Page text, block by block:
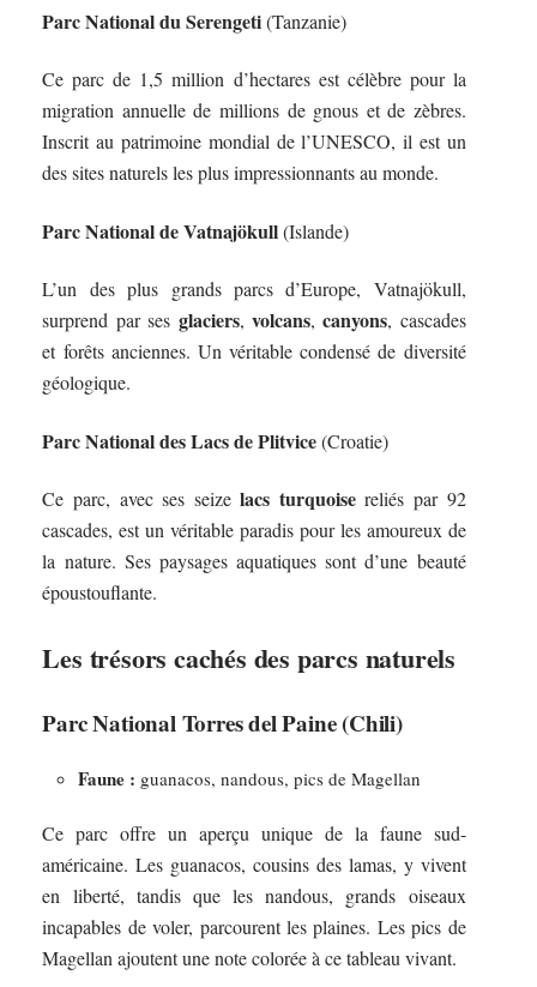
Parc National du Serengeti(Tanzanie)
Ce parc de 1,5 million d’hectares est célèbre pour la
migration annuelle de millions de gnous et de zèbres.
Inscrit au patrimoine mondial de l’UNESCO, il est un
des sites naturels les plus impressionnants au monde.
Parc National de Vatnajökull(Islande)
L’un des plus grands parcs d’Europe, Vatnajökull,
surprend par ses glaciers, volcans,canyons, cascades
et forêts anciennes. Un véritable condensé de diversité
géologique.
Parc National des Lacs de Plitvice(Croatie)
Ce parc, avec ses seizelacs turquoisereliés par 92
cascades, est un véritable paradis pour les amoureux de
la nature. Ses paysages aquatiques sont d’une beauté
époustouflante.
Les trésors cachés des parcs naturels
Parc National Torres del Paine (Chili)
Faune : guanacos, nandous, pics de Magellan
Ce parc offre un aperçu unique de la faune sud-
américaine. Les guanacos, cousins des lamas, y vivent
en liberté, tandis que les nandous, grands oiseaux
incapables de voler, parcourent les plaines. Les pics de
Magellan ajoutent une note colorée à ce tableau vivant.